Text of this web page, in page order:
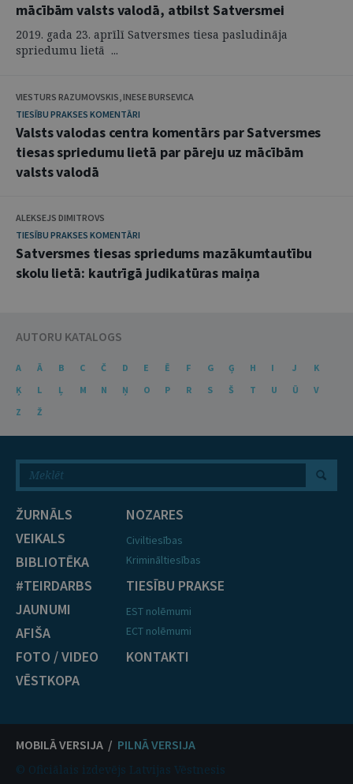
mācībām valsts valodā, atbilst Satversmei
2019. gada 23. aprīlī Satversmes tiesa pasludināja
spriedumu lietā ...
VIESTURS RAZUMOVSKIS, INESE BURSEVICA
TIESĪBU PRAKSES KOMENTĀRI
Valsts valodas centra komentārs par Satversmes
tiesas spriedumu lietā par pāreju uz mācībām
valsts valodā
ALEKSEJS DIMITROVS
TIESĪBU PRAKSES KOMENTĀRI
Satversmes tiesas spriedums mazākumtautību
skolu lietā: kautrīgā judikatūras maiņa
AUTORU KATALOGS
A Ā B C Č D E Ē F G Ģ H I J
K
Ķ
L Ļ M N Ņ O P R S Š T U Ū
V
Z
Ž
ŽURNĀLS
VEIKALS
BIBLIOTĒKA
#TEIRDARBS
JAUNUMI
AFIŠA
FOTO / VIDEO
VĒSTKOPA
NOZARES
Civiltiesības
Krimināltiesības
TIESĪBU PRAKSE
EST nolēmumi
ECT nolēmumi
KONTAKTI
MOBILĀ VERSIJA / PILNĀ VERSIJA
© Oficiālais izdevējs Latvijas Vēstnesis